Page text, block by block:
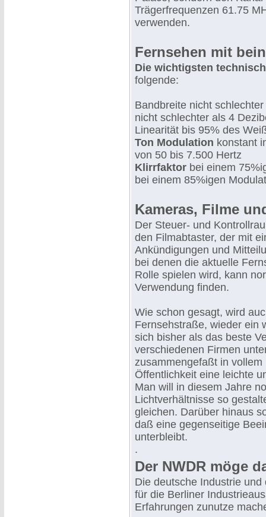
Trägerfrequenzen 61.75
verwenden.
Fernsehen mit
Die wichtigsten
folgende:
Bandbreite nicht
nicht schlechter als 4
Linearität bis 95% des
Ton Modulation konstant
von 50 bis 7.500 Hertz
Klirrfaktor bei einem
bei einem 85%igen
Kameras, Filme
Der Steuer- und
den Filmabtaster, der mit
Ankündigungen und
bei denen die aktuelle
Rolle spielen wird, kann
Verwendung finden.
Wie schon gesagt, wird
Fernsehstraße, wieder ein
sich bisher als das beste
verschiedenen Firmen
zusammengefaßt in
Öffentlichkeit eine leichte
Man will in diesem Jahre
Lichtverhältnisse so
gleichen. Darüber hinaus
daß eine gegenseitige
unterbleibt.
.
Der NWDR möge
Die deutsche Industrie
für die Berliner
Erfahrungen zunutze